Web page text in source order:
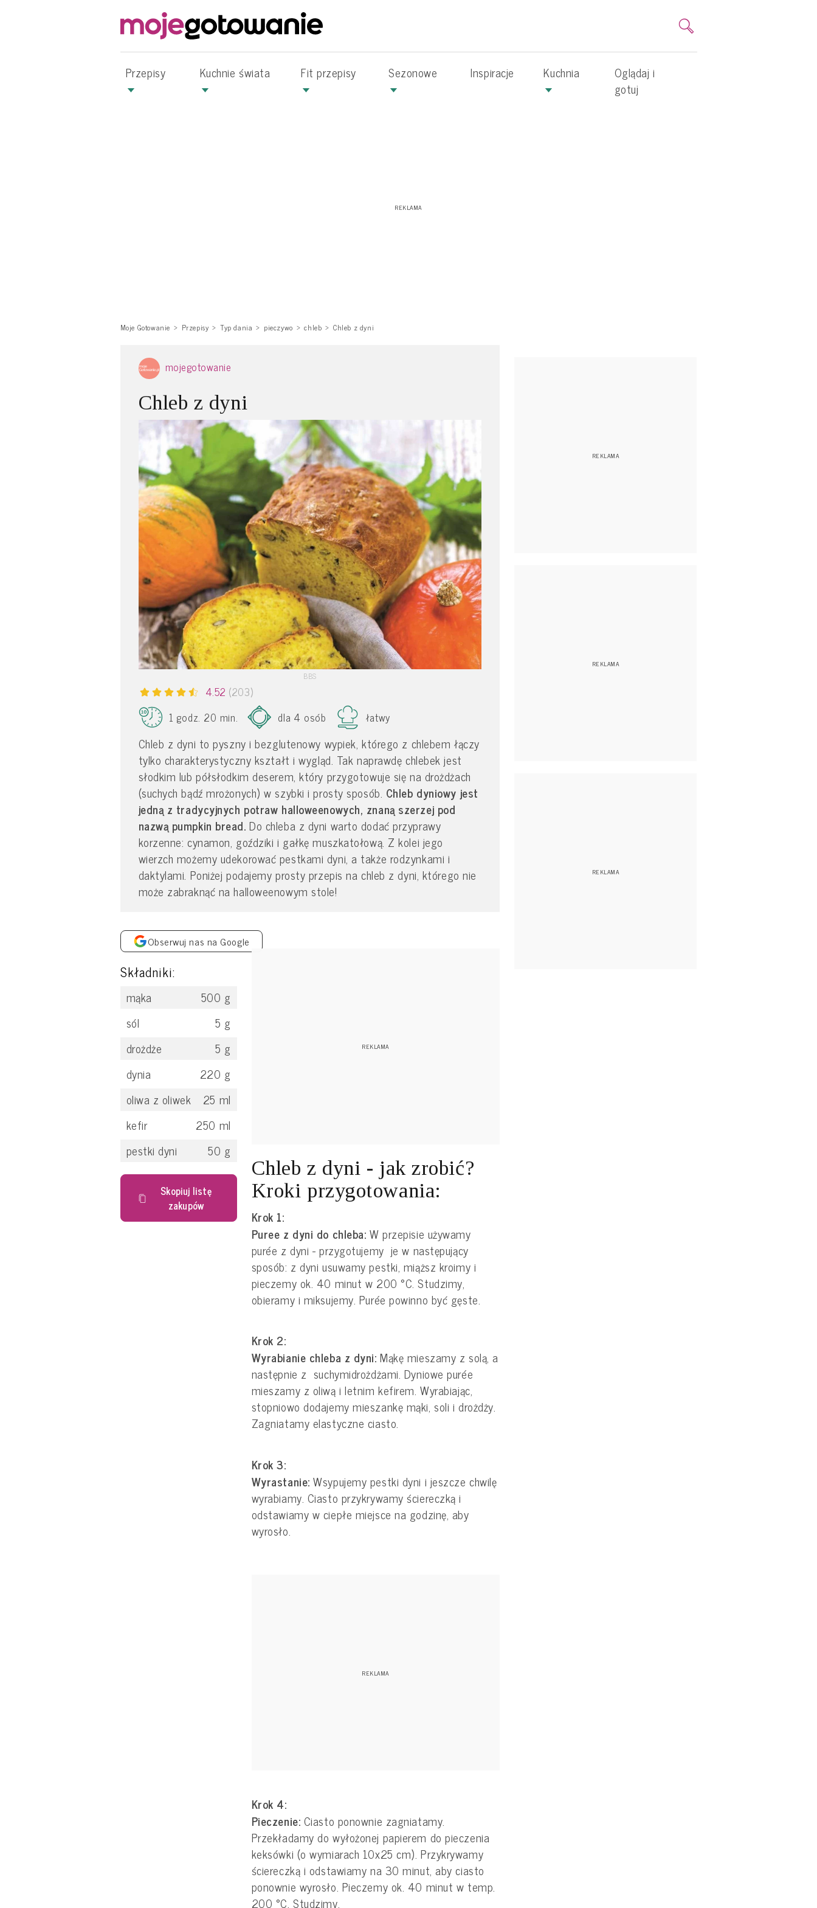
Przepisy Kuchnie świata Fit przepisy Sezonowe Inspiracje Kuchnia
Oglądaj i
gotuj
Moje Gotowanie Przepisy Typ dania pieczywo chleb Chleb z dyni
mojegotowanie
Chleb z dyni
BBS
4.52 (203)
1 godz. 20 min.
dla 4 osób łatwy
Chleb z dyni to pyszny i bezglutenowy wypiek, którego z chlebem łączy
tylko charakterystyczny kształt i wygląd. Tak naprawdę chlebek jest
słodkim lub półsłodkim deserem, który przygotowuje się na drożdżach
(suchych bądź mrożonych) w szybki i prosty sposób. Chleb dyniowy jest
jedną z tradycyjnych potraw halloweenowych, znaną szerzej pod
nazwą pumpkin bread. Do chleba z dyni warto dodać przyprawy
korzenne: cynamon, goździki i gałkę muszkatołową. Z kolei jego
wierzch możemy udekorować pestkami dyni, a także rodzynkami i
daktylami. Poniżej podajemy prosty przepis na chleb z dyni, którego nie
może zabraknąć na halloweenowym stole!
Obserwuj nas na Google
Składniki:
mąka 500 g
sól
5 g
drożdże
5 g
dynia
220 g
oliwa z oliwek
25 ml
kefir
250 ml
pestki dyni
50 g
Skopiuj listę
zakupów
Chleb z dyni - jak zrobić?
Kroki przygotowania:
Krok 1:
Puree z dyni do chleba:W przepisie używamy
purée z dyni - przygotujemy je w następujący
sposób: z dyni usuwamy pestki, miąższ kroimy i
pieczemy ok. 40 minut w 200 °C. Studzimy,
obieramy i miksujemy. Purée powinno być gęste.
Krok 2:
Wyrabianie chleba z dyni:Mąkę mieszamy z solą, a
następnie z suchymidrożdżami. Dyniowe purée
mieszamy z oliwą i letnim kefirem. Wyrabiając,
stopniowo dodajemy mieszankę mąki, soli i drożdży.
Zagniatamy elastyczne ciasto.
Krok 3:
Wyrastanie:Wsypujemy pestki dyni i jeszcze chwilę
wyrabiamy. Ciasto przykrywamy ściereczką i
odstawiamy w ciepłe miejsce na godzinę, aby
wyrosło.
Krok 4:
Pieczenie: Ciasto ponownie zagniatamy.
Przekładamy do wyłożonej papierem do pieczenia
keksówki (o wymiarach 10x25 cm). Przykrywamy
ściereczką i odstawiamy na 30 minut, aby ciasto
ponownie wyrosło. Pieczemy ok. 40 minut w temp.
200 °C. Studzimy.